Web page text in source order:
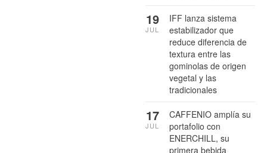
IFF lanza sistema
estabilizador que
reduce diferencia de
textura entre las
gominolas de origen
vegetal y las
tradicionales
19
JUL
CAFFENIO amplía su
portafolio con
ENERCHILL, su
primera bebida
17
JUL